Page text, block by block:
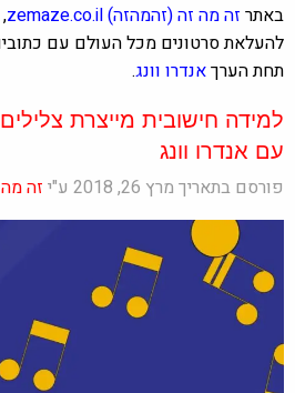
באתרזה מה זה(זהמהזה)zemaze.co.il
,
להעלאת סרטונים מכל העולם עם
תחת הערךאנדרו וונג.
למידה חישובית מייצרת
עם אנדרו וונג
פורסם בתאריך מרץ 26, 2018 ע"י זה מה